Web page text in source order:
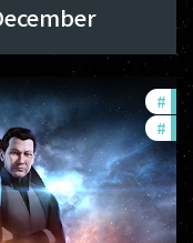
#
#